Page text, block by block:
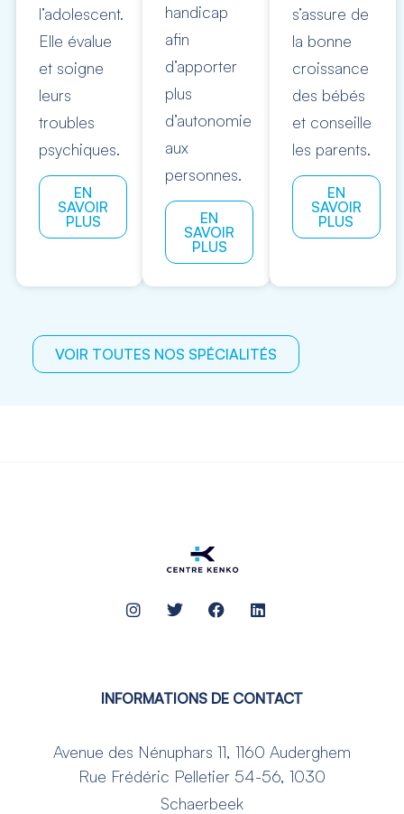
l’adolescent.
Elle évalue
et soigne
leurs
troubles
psychiques.
EN
SAVOIR
PLUS
handicap
afin
d’apporter
plus
d’autonomie
aux
personnes.
EN
SAVOIR
PLUS
s’assure de
la bonne
croissance
des bébés
et conseille
les parents.
EN
SAVOIR
PLUS
VOIR TOUTES NOS SPÉCIALITÉS
INFORMATIONS DE CONTACT
Avenue des Nénuphars 11, 1160 Auderghem
Rue Frédéric Pelletier 54-56, 1030
Schaerbeek